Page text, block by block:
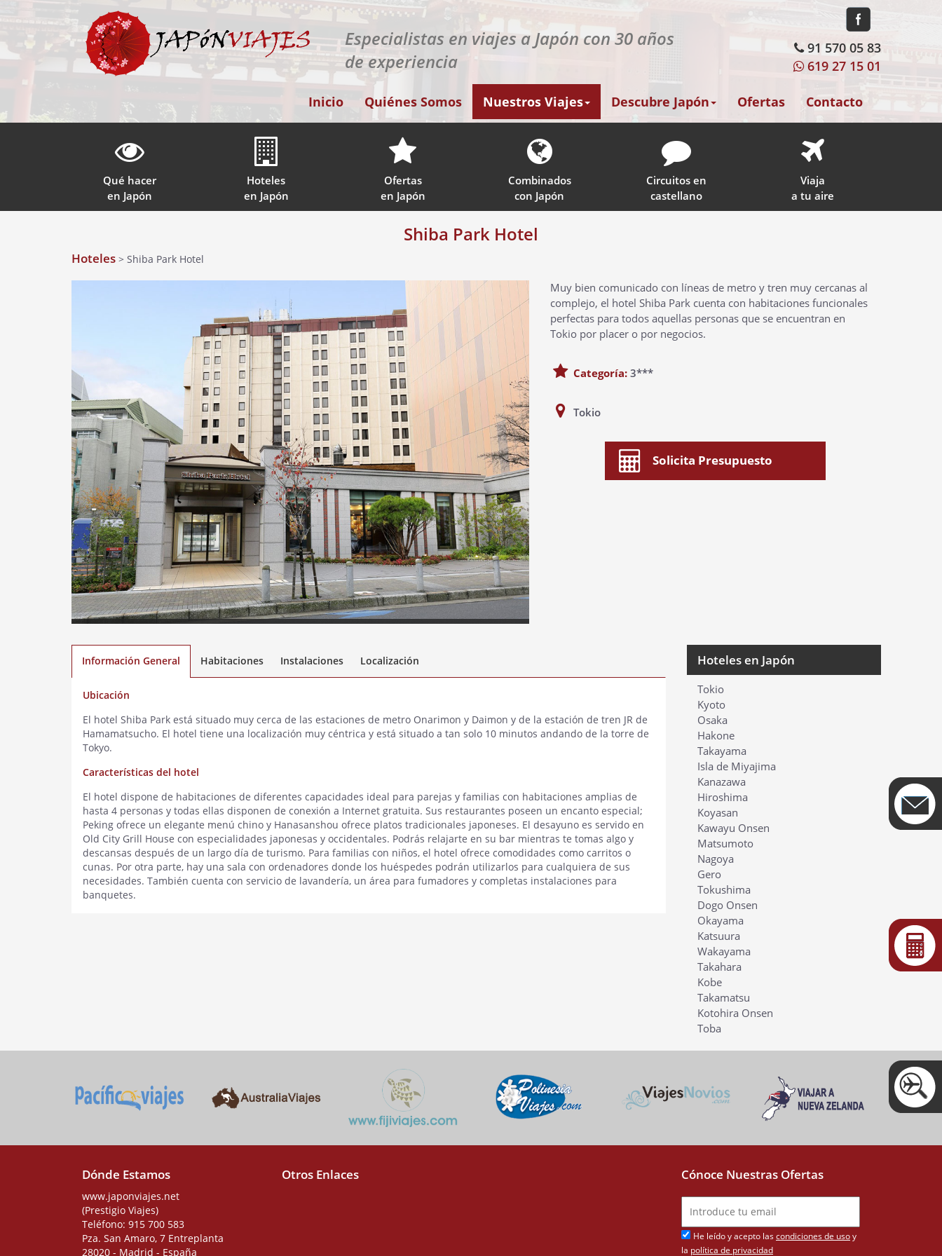
Especialistas en viajes a Japón con 30 años
de experiencia
91 570 05 83
619 27 15 01
Inicio Quiénes Somos Nuestros Viajes Descubre Japón Ofertas Contacto
Qué hacer
en Japón
Hoteles
en Japón
Ofertas
en Japón
Combinados
con Japón
Circuitos en
castellano
Viaja
a tu aire
Shiba Park Hotel
Hoteles > Shiba Park Hotel
Muy bien comunicado con líneas de metro y tren muy cercanas al
complejo, el hotel Shiba Park cuenta con habitaciones funcionales
perfectas para todos aquellas personas que se encuentran en
Tokio por placer o por negocios.
Categoría:3***
Tokio
Solicita Presupuesto
Información General Habitaciones Instalaciones Localización
Ubicación
El hotel Shiba Park está situado muy cerca de las estaciones de metro Onarimon y Daimon y de la estación de tren JR de
Hamamatsucho. El hotel tiene una localización muy céntrica y está situado a tan solo 10 minutos andando de la torre de
Tokyo.
Características del hotel
El hotel dispone de habitaciones de diferentes capacidades ideal para parejas y familias con habitaciones amplias de
hasta 4 personas y todas ellas disponen de conexión a Internet gratuita. Sus restaurantes poseen un encanto especial;
Peking ofrece un elegante menú chino y Hanasanshou ofrece platos tradicionales japoneses. El desayuno es servido en
Old City Grill House con especialidades japonesas y occidentales. Podrás relajarte en su bar mientras te tomas algo y
descansas después de un largo día de turismo. Para familias con niños, el hotel ofrece comodidades como carritos o
cunas. Por otra parte, hay una sala con ordenadores donde los huéspedes podrán utilizarlos para cualquiera de sus
necesidades. También cuenta con servicio de lavandería, un área para fumadores y completas instalaciones para
banquetes.
Hoteles en Japón
Tokio
Kyoto
Osaka
Hakone
Takayama
Isla de Miyajima
Kanazawa
Hiroshima
Koyasan
Kawayu Onsen
Matsumoto
Nagoya
Gero
Tokushima
Dogo Onsen
Okayama
Katsuura
Wakayama
Takahara
Kobe
Takamatsu
Kotohira Onsen
Toba
Dónde Estamos
www.japonviajes.net
(Prestigio Viajes)
Teléfono: 915 700 583
Pza. San Amaro, 7 Entreplanta
28020 - Madrid - España
Otros Enlaces Cónoce Nuestras Ofertas
He leído y acepto lascondiciones de usoy
la política de privacidad